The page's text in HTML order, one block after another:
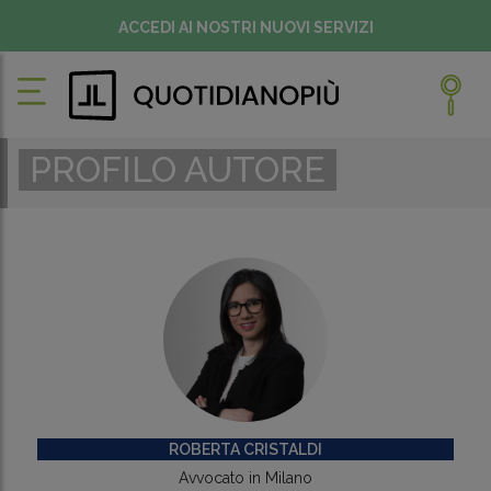
ACCEDI AI NOSTRI NUOVI SERVIZI
PROFILO AUTORE
ROBERTA CRISTALDI
Avvocato in Milano